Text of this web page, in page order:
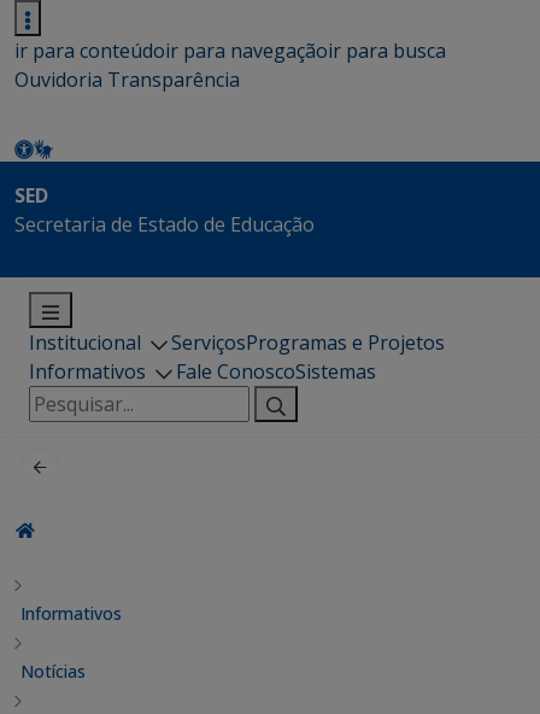
ir para conteúdoir para navegaçãoir para busca
Ouvidoria Transparência
SED
Secretaria de Estado de Educação
Institucional ServiçosProgramas e Projetos
Informativos
Fale ConoscoSistemas
Pesquisar
por:
Informativos
Notícias